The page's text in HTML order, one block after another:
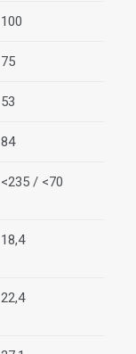
100
75
53
84
<235 / <70
18,4
22,4